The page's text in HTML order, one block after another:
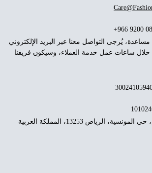
يُرجى التواصل معنا عبر البريد الإلكتروني
خلال ساعات عمل خدمة العملاء، وسيكون فريقنا
طريق الدمام، حي المونسية، الرياض 13253، المملكة العربية